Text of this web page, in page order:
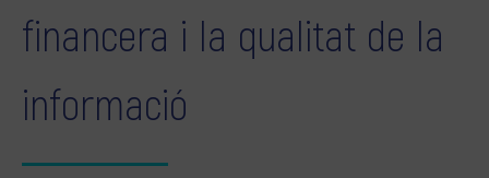
financera i la qualitat de la
informació